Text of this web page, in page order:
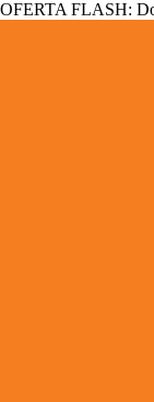
OFERTA FLASH: